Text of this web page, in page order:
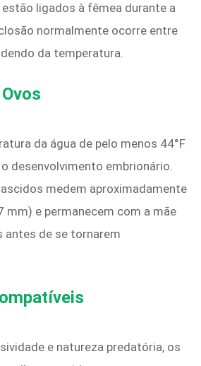
ligados à fêmea durante a
normalmente ocorre entre
da temperatura.
da água de pelo menos 44°F
o desenvolvimento embrionário.
medem aproximadamente
mm) e permanecem com a mãe
antes de se tornarem
e natureza predatória, os